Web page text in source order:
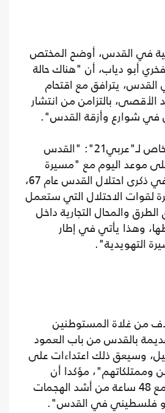
في القدس، أوضح المختص
أبو دياب، أن "هناك حالة
القدس، يترافق مع اقتحام
بالتزامن من انتشار
في شوارع وأزقة القدس".
وأضاف في حديثه الخاص لـ"عربي21": "القدس
موعد اليوم مع "مسيرة
الأعلام" التي تأتي في ذكرى احتلال القدس عام 67،
لقوات الاحتلال التي ستعمل
والمحال التجارية داخل
وهذا يأتي في إطار
التهويدية".
من غلاة المستوطنين
بالقدس من باب العمود
وسيعق ذلك اعتداءات على
وممتلكاتهم"، مؤكدا أن
"القدس على موعد مع 48 ساعة من أشد الهجمات
فلسطيني في القدس".